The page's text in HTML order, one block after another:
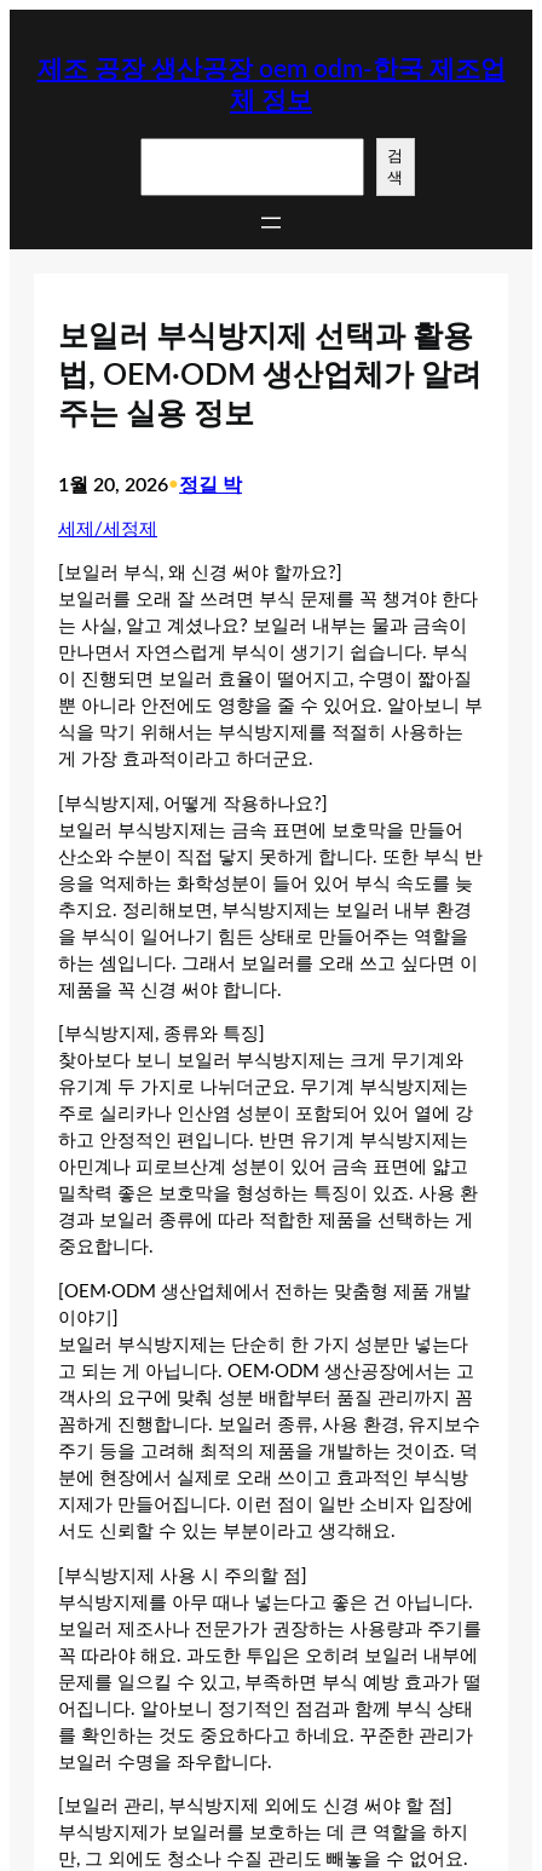
제조 공장 생산공장 oem odm-한국 제조업
체 정보
검
색
보일러 부식방지제 선택과 활용
법, OEM·ODM 생산업체가 알려
주는 실용 정보
1월 20, 2026•정길 박
세제/세정제
[보일러 부식, 왜 신경 써야 할까요?]
보일러를 오래 잘 쓰려면 부식 문제를 꼭 챙겨야 한다
는 사실, 알고 계셨나요? 보일러 내부는 물과 금속이
만나면서 자연스럽게 부식이 생기기 쉽습니다. 부식
이 진행되면 보일러 효율이 떨어지고, 수명이 짧아질
뿐 아니라 안전에도 영향을 줄 수 있어요. 알아보니 부
식을 막기 위해서는 부식방지제를 적절히 사용하는
게 가장 효과적이라고 하더군요.
[부식방지제, 어떻게 작용하나요?]
보일러 부식방지제는 금속 표면에 보호막을 만들어
산소와 수분이 직접 닿지 못하게 합니다. 또한 부식 반
응을 억제하는 화학성분이 들어 있어 부식 속도를 늦
추지요. 정리해보면, 부식방지제는 보일러 내부 환경
을 부식이 일어나기 힘든 상태로 만들어주는 역할을
하는 셈입니다. 그래서 보일러를 오래 쓰고 싶다면 이
제품을 꼭 신경 써야 합니다.
[부식방지제, 종류와 특징]
찾아보다 보니 보일러 부식방지제는 크게 무기계와
유기계 두 가지로 나뉘더군요. 무기계 부식방지제는
주로 실리카나 인산염 성분이 포함되어 있어 열에 강
하고 안정적인 편입니다. 반면 유기계 부식방지제는
아민계나 피로브산계 성분이 있어 금속 표면에 얇고
밀착력 좋은 보호막을 형성하는 특징이 있죠. 사용 환
경과 보일러 종류에 따라 적합한 제품을 선택하는 게
중요합니다.
[OEM·ODM 생산업체에서 전하는 맞춤형 제품 개발
이야기]
보일러 부식방지제는 단순히 한 가지 성분만 넣는다
고 되는 게 아닙니다. OEM·ODM 생산공장에서는 고
객사의 요구에 맞춰 성분 배합부터 품질 관리까지 꼼
꼼하게 진행합니다. 보일러 종류, 사용 환경, 유지보수
주기 등을 고려해 최적의 제품을 개발하는 것이죠. 덕
분에 현장에서 실제로 오래 쓰이고 효과적인 부식방
지제가 만들어집니다. 이런 점이 일반 소비자 입장에
서도 신뢰할 수 있는 부분이라고 생각해요.
[부식방지제 사용 시 주의할 점]
부식방지제를 아무 때나 넣는다고 좋은 건 아닙니다.
보일러 제조사나 전문가가 권장하는 사용량과 주기를
꼭 따라야 해요. 과도한 투입은 오히려 보일러 내부에
문제를 일으킬 수 있고, 부족하면 부식 예방 효과가 떨
어집니다. 알아보니 정기적인 점검과 함께 부식 상태
를 확인하는 것도 중요하다고 하네요. 꾸준한 관리가
보일러 수명을 좌우합니다.
[보일러 관리, 부식방지제 외에도 신경 써야 할 점]
부식방지제가 보일러를 보호하는 데 큰 역할을 하지
만, 그 외에도 청소나 수질 관리도 빼놓을 수 없어요.